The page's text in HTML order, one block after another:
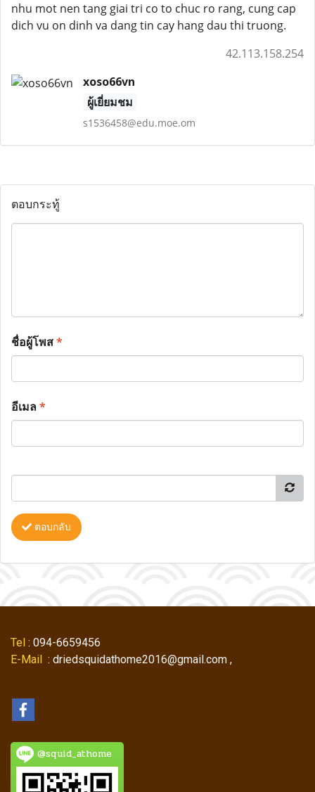
nhu mot nen tang giai tri co to chuc ro rang, cung cap
dich vu on dinh va dang tin cay hang dau thi truong.
42.113.158.254
xoso66vn
ผู้เยี่ยมชม
s1536458@edu.moe.om
ตอบกระทู้
ชื่อผู้โพส*
อีเมล*
ตอบกลับ
Tel : 094-6659456
E-Mail : driedsquidathome2016@gmail.com ,
@squid_athome